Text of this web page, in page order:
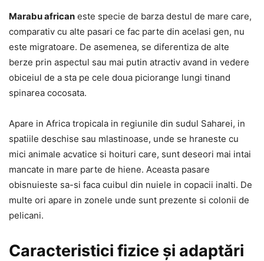
Marabu african este specie de barza destul de mare care,
comparativ cu alte pasari ce fac parte din acelasi gen, nu
este migratoare. De asemenea, se diferentiza de alte
berze prin aspectul sau mai putin atractiv avand in vedere
obiceiul de a sta pe cele doua piciorange lungi tinand
spinarea cocosata.
Apare in Africa tropicala in regiunile din sudul Saharei, in
spatiile deschise sau mlastinoase, unde se hraneste cu
mici animale acvatice si hoituri care, sunt deseori mai intai
mancate in mare parte de hiene. Aceasta pasare
obisnuieste sa-si faca cuibul din nuiele in copacii inalti. De
multe ori apare in zonele unde sunt prezente si colonii de
pelicani.
Caracteristici fizice și adaptări